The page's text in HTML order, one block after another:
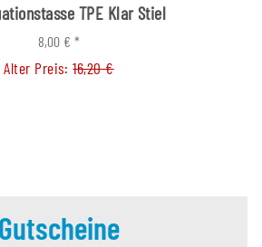
TPE Klar Stiel
8,00 € *
Alter Preis:16,20 €
Gutscheine